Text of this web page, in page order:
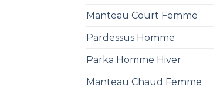
Manteau Court Femme
Pardessus Homme
Parka Homme Hiver
Manteau Chaud Femme